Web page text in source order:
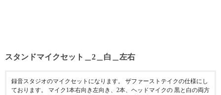
スタンドマイクセット＿2＿白＿左右
録音スタジオのマイクセットになります。 ザファーストテイクの仕様にし
ております。 マイク1本右向き左向き、2本、ヘッドマイクの 黒と白の両方